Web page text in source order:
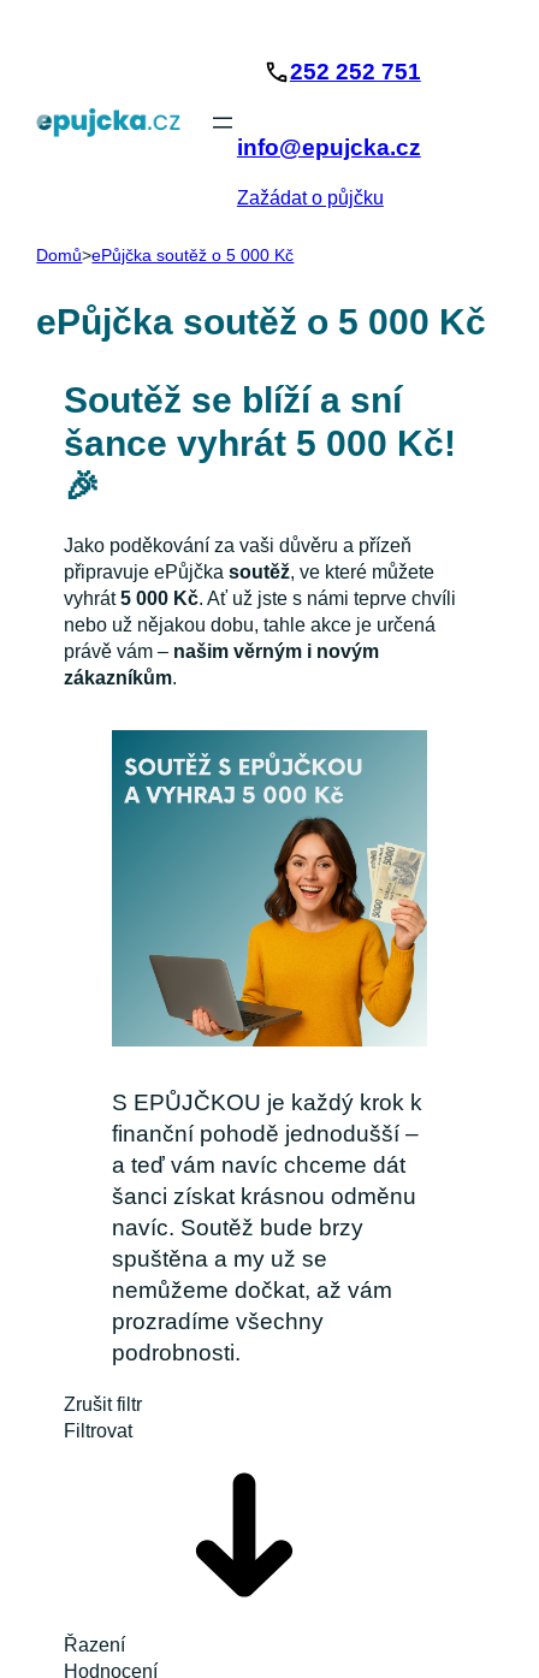
252 252 751
info@epujcka.cz
Zažádat o půjčku
Domů>ePůjčka soutěž o 5 000 Kč
ePůjčka soutěž o 5 000 Kč
Soutěž se blíží a sní
šance vyhrát 5 000 Kč!
🎉
Jako poděkování za vaši důvěru a přízeň
připravuje ePůjčka soutěž, ve které můžete
vyhrát5 000 Kč. Ať už jste s námi teprve chvíli
nebo už nějakou dobu, tahle akce je určená
právě vám – našim věrným i novým
zákazníkům.
S EPŮJČKOU je každý krok k
finanční pohodě jednodušší –
a teď vám navíc chceme dát
šanci získat krásnou odměnu
navíc. Soutěž bude brzy
spuštěna a my už se
nemůžeme dočkat, až vám
prozradíme všechny
podrobnosti.
Zrušit filtr
Filtrovat
Řazení
Hodnocení